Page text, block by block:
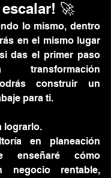
🚀
lo mismo, dentro
en el mismo lugar
das el primer paso
construir un
para ti.
lograrlo.
en planeación
enseñaré cómo
negocio rentable,